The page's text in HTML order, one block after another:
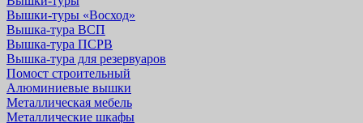
Вышки-туры «Восход»
Вышка-тура ВСП
Вышка-тура ПСРВ
Вышка-тура для резервуаров
Помост строительный
Алюминиевые вышки
Металлическая мебель
Металлические шкафы